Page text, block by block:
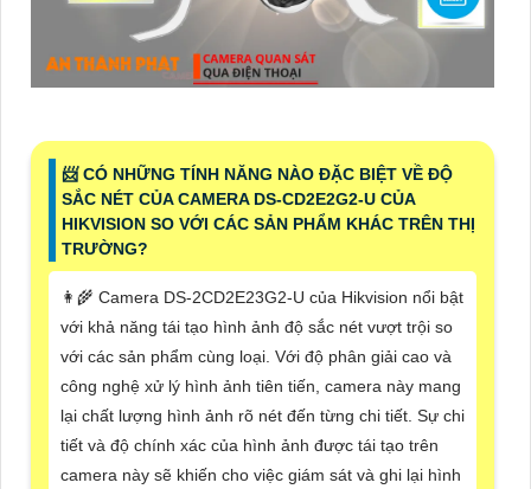
📨 CÓ NHỮNG TÍNH NĂNG NÀO ĐẶC BIỆT VỀ ĐỘ
SẮC NÉT CỦA CAMERA DS-CD2E2G2-U CỦA
HIKVISION SO VỚI CÁC SẢN PHẨM KHÁC TRÊN THỊ
TRƯỜNG?
👩‍🌾 Camera DS-2CD2E23G2-U của Hikvision nổi bật
với khả năng tái tạo hình ảnh độ sắc nét vượt trội so
với các sản phẩm cùng loại. Với độ phân giải cao và
công nghệ xử lý hình ảnh tiên tiến, camera này mang
lại chất lượng hình ảnh rõ nét đến từng chi tiết. Sự chi
tiết và độ chính xác của hình ảnh được tái tạo trên
camera này sẽ khiến cho việc giám sát và ghi lại hình